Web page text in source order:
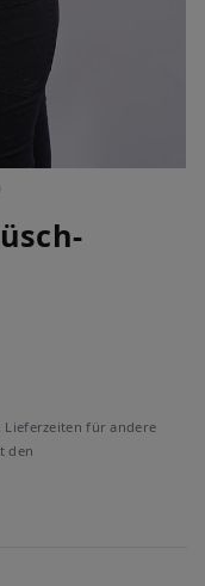
für andere
den